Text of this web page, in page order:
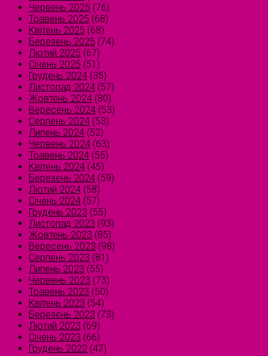
Червень 2025 (76)
Травень 2025 (68)
Квітень 2025 (68)
Березень 2025 (74)
Лютий 2025 (67)
Січень 2025 (51)
Грудень 2024 (35)
Листопад 2024 (57)
Жовтень 2024 (80)
Вересень 2024 (53)
Серпень 2024 (53)
Липень 2024 (52)
Червень 2024 (63)
Травень 2024 (55)
Квітень 2024 (45)
Березень 2024 (59)
Лютий 2024 (58)
Січень 2024 (57)
Грудень 2023 (55)
Листопад 2023 (93)
Жовтень 2023 (85)
Вересень 2023 (98)
Серпень 2023 (81)
Липень 2023 (55)
Червень 2023 (73)
Травень 2023 (50)
Квітень 2023 (54)
Березень 2023 (73)
Лютий 2023 (69)
Січень 2023 (66)
Грудень 2022 (47)